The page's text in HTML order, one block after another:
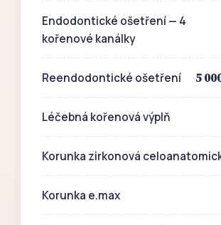
Endodontické ošetření — 4
kořenové kanálky
Reendodontické ošetření 5
Léčebná kořenová výplň
Korunka zirkonová
Korunka e.max